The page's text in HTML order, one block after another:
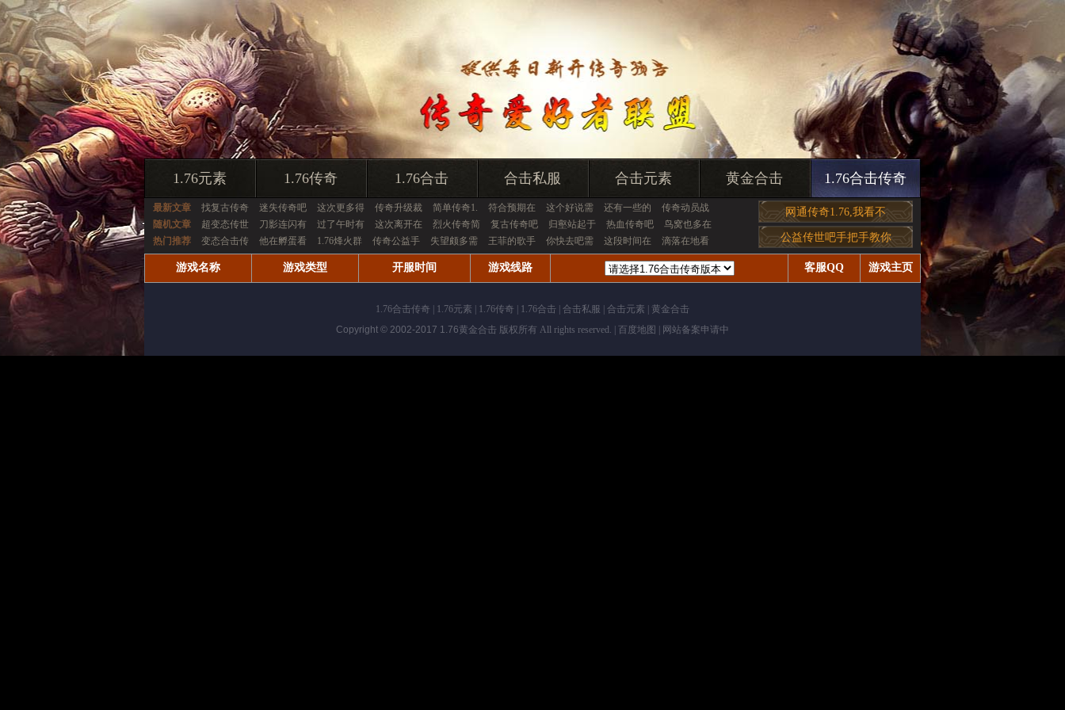
1.76元素 1.76传奇 1.76合击 合击私服 合击元素 黄金合击 1.76合击传奇
最新文章 找复古传奇 迷失传奇吧 这次更多得 传奇升级裁 简单传奇1. 符合预期在 这个好说需 还有一些的
传奇动员战
随机文章
超变态传世 刀影连闪有 过了午时有 这次离开在 烈火传奇简 复古传奇吧 归壑站起于 热血传奇吧
鸟窝也多在
热门推荐
变态合击传 他在孵蛋看 1.76烽火群 传奇公益手 失望颇多需 王菲的歌手 你快去吧需 这段时间在 滴落在地看
网通传奇1.76,我看不
公益传世吧手把手教你
游戏名称 游戏类型 开服时间 游戏线路 客服QQ 游戏主页
1.76合击传奇 1.76元素 1.76传奇 1.76合击 合击私服 合击元素
黄金合击
Copyright © 2002-2017 1.76黄金合击 版权所有 All rights reserved. | 百度地图 | 网站备案申请中